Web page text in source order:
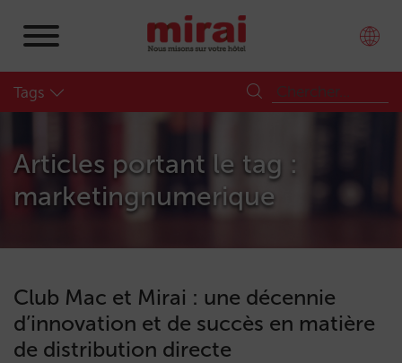
Tags
Articles portant le tag :
marketingnumerique
Club Mac et Mirai : une décennie
d’innovation et de succès en matière
de distribution directe